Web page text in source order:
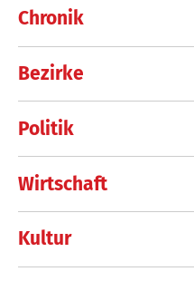
Chronik
Bezirke
Politik
Wirtschaft
Kultur